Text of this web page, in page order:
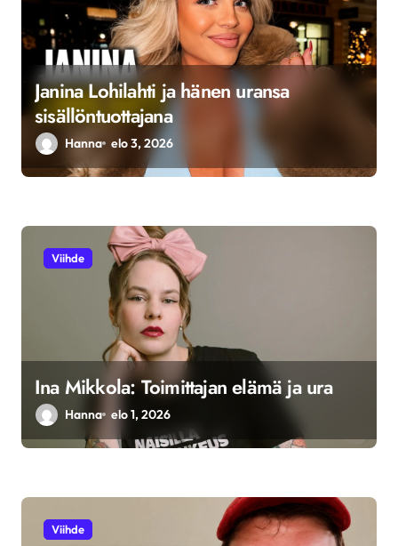
l
Janina Lohilahti ja hänen uransa
sisällöntuottajana
Hanna elo 3, 2026
Viihde
Ina Mikkola: Toimittajan elämä ja ura
Hanna elo 1, 2026
Viihde